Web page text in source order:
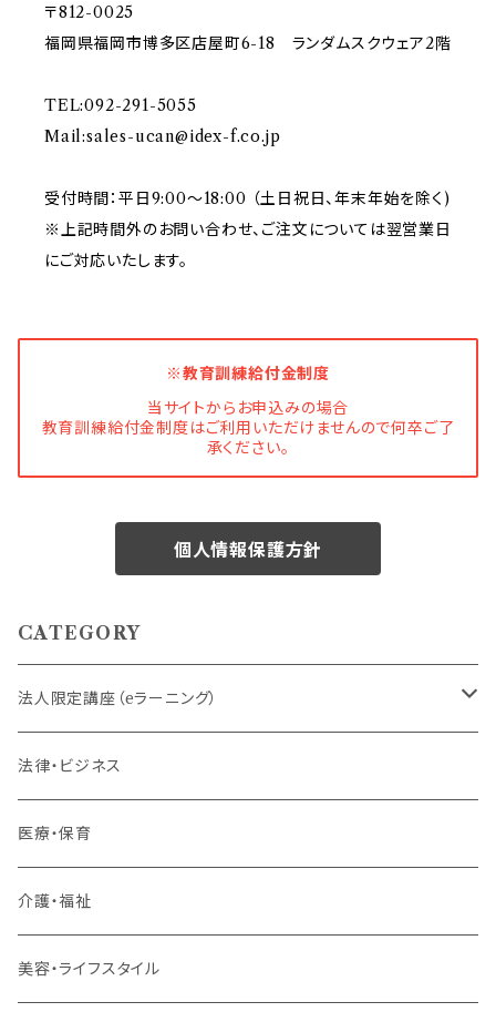
〒812-0025
福岡県福岡市博多区店屋町6-18 ランダムスクウェア2階
TEL:092-291-5055
Mail:sales-ucan@idex-f.co.jp
受付時間：平日9:00～18:00 （土日祝日、年末年始を除く)
※上記時間外のお問い合わせ、ご注文については翌営業日
にご対応いたします。
※教育訓練給付金制度
当サイトからお申込みの場合
教育訓練給付金制度はご利用いただけませんので何卒ご了
承ください。
個人情報保護方針
CATEGORY
法人限定講座（eラーニング）
内定者・新入社員
若手社員・中堅社員
リーダー（主任・係長）
管理職
法律・ビジネス
医療・保育
介護・福祉
美容・ライフスタイル